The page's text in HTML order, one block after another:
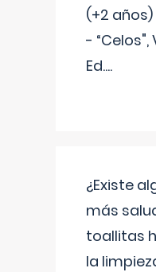
(+2 años)
-
Ed....
¿Existe
más
toallitas
la